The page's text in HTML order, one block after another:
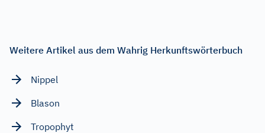
Weitere Artikel aus dem Wahrig Herkunftswörterbuch
Nippel
Blason
Tropophyt